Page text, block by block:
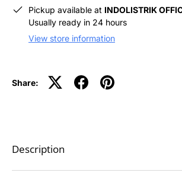
Pickup available at INDOLISTRIK
Usually ready in 24 hours
View store information
Share:
Description